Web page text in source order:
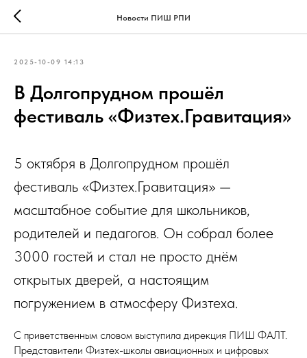
Новости ПИШ РПИ
2025-10-09 14:13
В Долгопрудном прошёл
фестиваль «Физтех.Гравитация»
5 октября в Долгопрудном прошёл
фестиваль «Физтех.Гравитация» —
масштабное событие для школьников,
родителей и педагогов. Он собрал более
3000 гостей и стал не просто днём
открытых дверей, а настоящим
погружением в атмосферу Физтеха.
С приветственным словом выступила дирекция ПИШ ФАЛТ.
Представители Физтех-школы авиационных и цифровых